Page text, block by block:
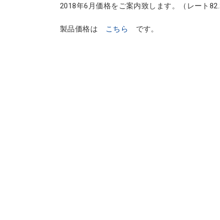
2018年6月価格をご案内致します。（レート
製品価格は こちら です。